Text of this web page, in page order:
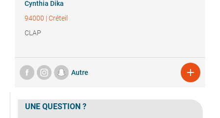
Cynthia Dika
94000 | Créteil
CLAP
Autre 
UNE QUESTION ?